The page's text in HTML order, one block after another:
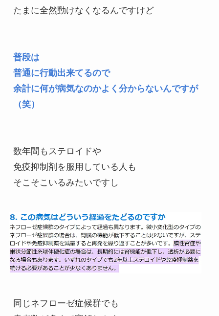
たまに全然動けなくなるんですけど
普段は
普通に行動出来てるので
余計に何が病気なのかよく分からないんですが
（笑）
数年間もステロイドや
免疫抑制剤を服用している人も
そこそこいるみたいですし
同じネフローゼ症候群でも